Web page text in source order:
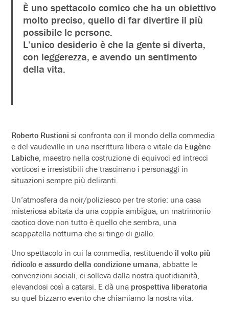
È uno spettacolo comico che ha un obiettivo
molto preciso, quello di far divertire il più
possibile le persone.
L’unico desiderio è che la gente si diverta,
con leggerezza, e avendo un sentimento
della vita.
Roberto Rustioni si confronta con il mondo della commedia
e del vaudeville in una riscrittura libera e vitale da Eugène
Labiche , maestro nella costruzione di equivoci ed intrecci
vorticosi e irresistibili che trascinano i personaggi in
situazioni sempre più deliranti.
Un’atmosfera da noir/poliziesco per tre storie: una casa
misteriosa abitata da una coppia ambigua, un matrimonio
caotico dove non tutto è quello che sembra, una
scappatella notturna che si tinge di giallo.
Uno spettacolo in cui la commedia, restituendo il volto più
ridicolo e assurdo della condizione umana , abbatte le
convenzioni sociali, ci solleva dalla nostra quotidianità,
elevandosi così a catarsi. E dà una prospet­­­­­tiva liberatoria
su quel bizzarro evento che chiamiamo la nostra vita.